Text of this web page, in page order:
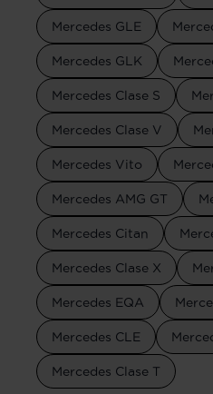
Mercedes GLE
Mercedes GLK
Mercedes Clase S
Mercedes Clase V
Mercedes Vito
Mercedes AMG GT
Mercedes Citan
Mercedes Clase X
Mercedes EQA
Mercedes CLE
Mercedes Clase T